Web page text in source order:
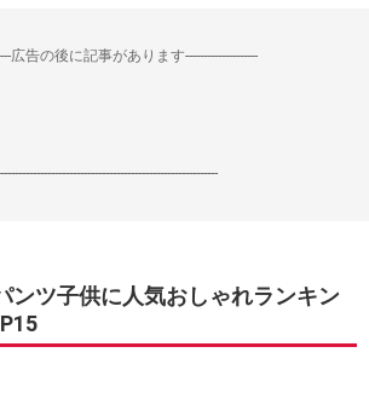
広告の後に記事があります--------------------
ンツ子供に人気おしゃれランキン